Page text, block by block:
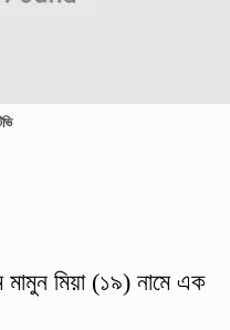
মামুন মিয়া (১৯) নামে এক